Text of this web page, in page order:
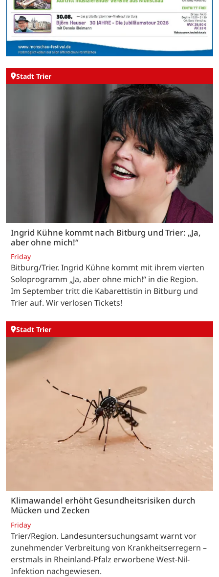
Stadt Trier
Ingrid Kühne kommt nach Bitburg und Trier: „Ja,
aber ohne mich!“
Friday
Bitburg/Trier. Ingrid Kühne kommt mit ihrem vierten
Soloprogramm „Ja, aber ohne mich!“ in die Region.
Im September tritt die Kabarettistin in Bitburg und
Trier auf. Wir verlosen Tickets!
Stadt Trier
Klimawandel erhöht Gesundheitsrisiken durch
Mücken und Zecken
Friday
Trier/Region. Landesuntersuchungsamt warnt vor
zunehmender Verbreitung von Krankheitserregern –
erstmals in Rheinland-Pfalz erworbene West-Nil-
Infektion nachgewiesen.